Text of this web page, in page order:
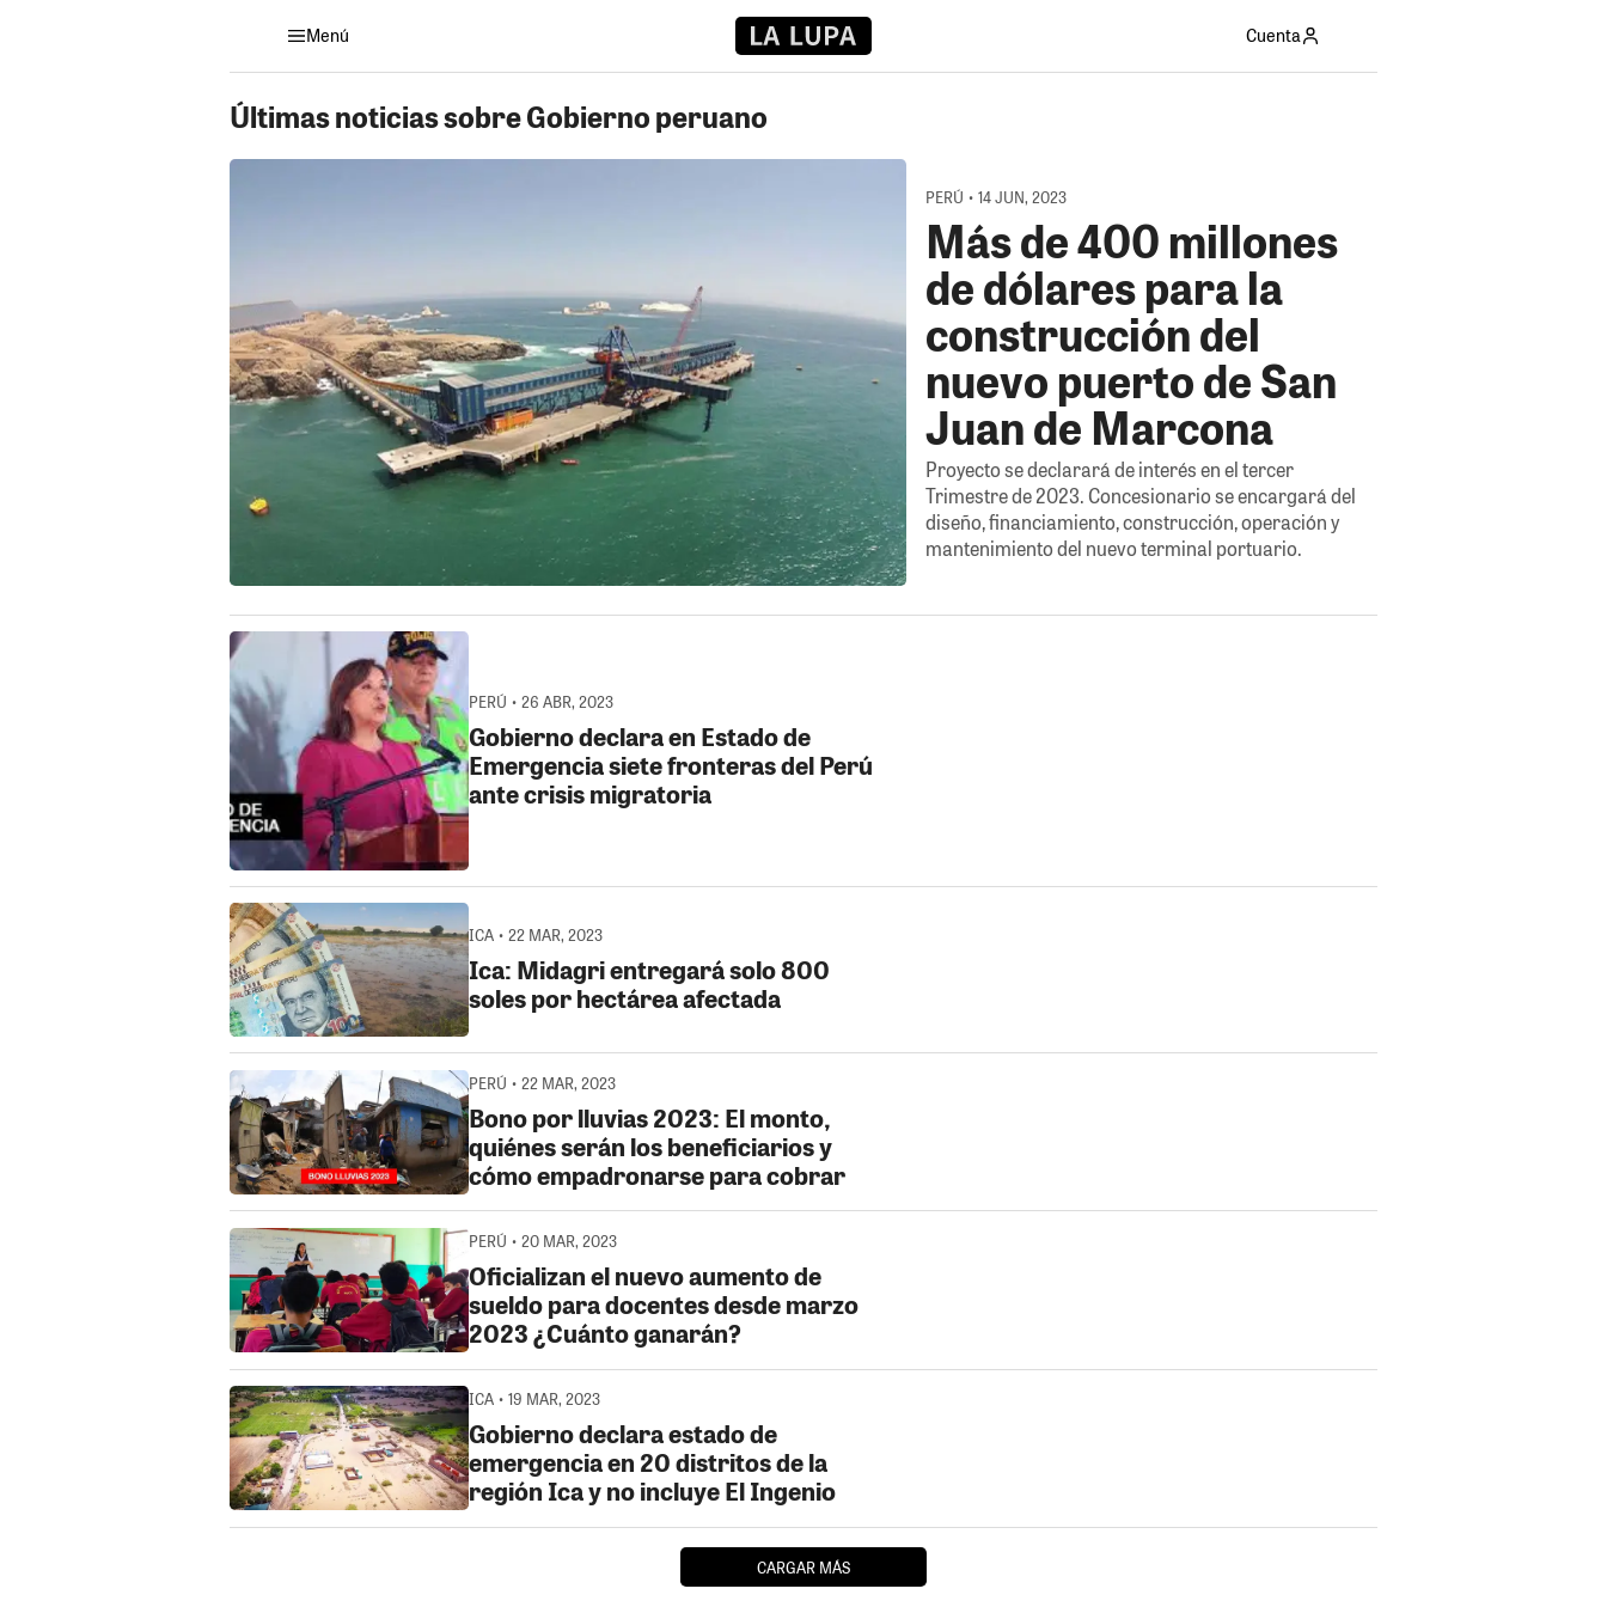
Menú Cuenta
Últimas noticias sobre Gobierno peruano
PERÚ • 14 JUN, 2023
Más de 400 millones
de dólares para la
construcción del
nuevo puerto de San
Juan de Marcona
Proyecto se declarará de interés en el tercer
Trimestre de 2023. Concesionario se encargará del
diseño, financiamiento, construcción, operación y
mantenimiento del nuevo terminal portuario.
PERÚ • 26 ABR, 2023
Gobierno declara en Estado de
Emergencia siete fronteras del Perú
ante crisis migratoria
ICA • 22 MAR, 2023
Ica: Midagri entregará solo 800
soles por hectárea afectada
PERÚ • 22 MAR, 2023
Bono por lluvias 2023: El monto,
quiénes serán los beneficiarios y
cómo empadronarse para cobrar
PERÚ • 20 MAR, 2023
Oficializan el nuevo aumento de
sueldo para docentes desde marzo
2023 ¿Cuánto ganarán?
ICA • 19 MAR, 2023
Gobierno declara estado de
emergencia en 20 distritos de la
región Ica y no incluye El Ingenio
CARGAR MÁS